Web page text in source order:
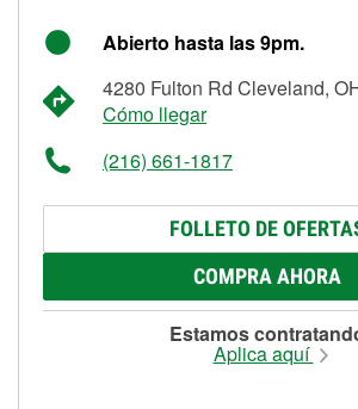
Abierto hasta las 9pm.
4280 Fulton Rd Cleveland,
Cómo llegar
(216) 661-1817
FOLLETO DE
COMPRA AHORA
Estamos
Aplica aquí